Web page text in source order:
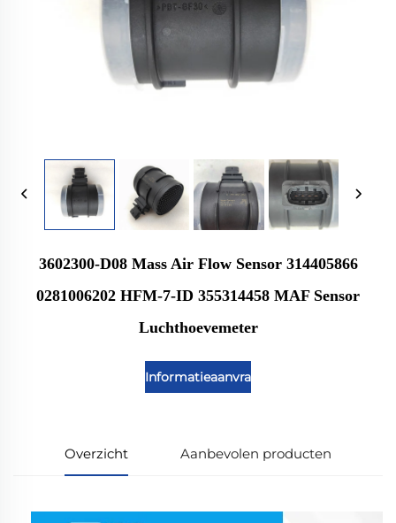
3602300-D08 Mass Air Flow Sensor 314405866
0281006202 HFM-7-ID 355314458 MAF Sensor
Luchthoevemeter
Informatieaanvraag
Overzicht Aanbevolen producten